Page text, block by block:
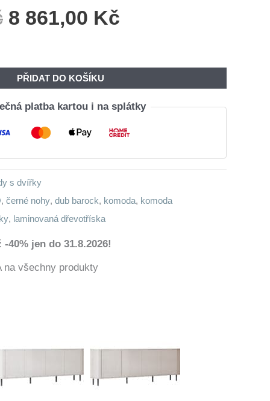
Původní
9
160,00 Kč.
8 861,00 Kč
861,00 Kč.
PŘIDAT DO KOŠÍKU
platba kartou i na splátky
s dvířky
, černé nohy, dub barock, komoda, komoda
, laminovaná dřevotříska
40% jen do 31.8.2026!
na všechny produkty